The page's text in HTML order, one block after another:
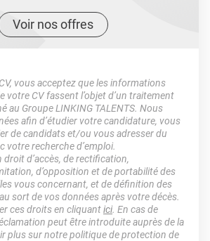
Voir nos offres
vous acceptez que les informations
votre CV fassent l’objet d’un traitement
au Groupe LINKING TALENTS. Nous
afin d’étudier votre candidature, vous
de candidats et/ou vous adresser du
votre recherche d’emploi.
droit d’accès, de rectification,
d’opposition et de portabilité des
vous concernant, et de définition des
sort de vos données après votre décès.
ces droits en cliquantici. En cas de
peut être introduite auprès de la
plus sur notre politique de protection de